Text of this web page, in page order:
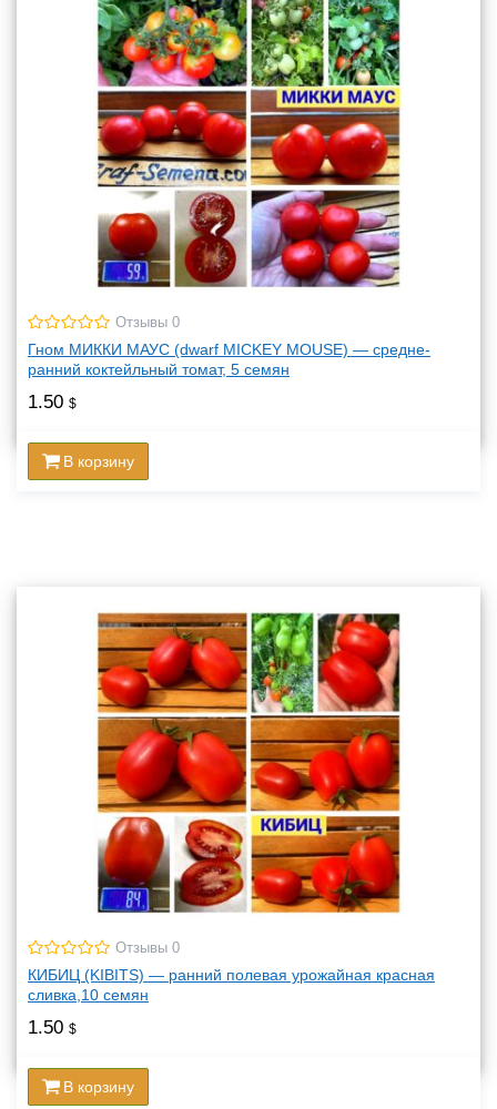
Отзывы 0
Гном МИККИ МАУС (dwarf MICKEY MOUSE) — средне-
ранний коктейльный томат, 5 семян
1.50 $
В корзину
Отзывы 0
КИБИЦ (KIBITS) — ранний полевая урожайная красная
сливка,10 семян
1.50 $
В корзину